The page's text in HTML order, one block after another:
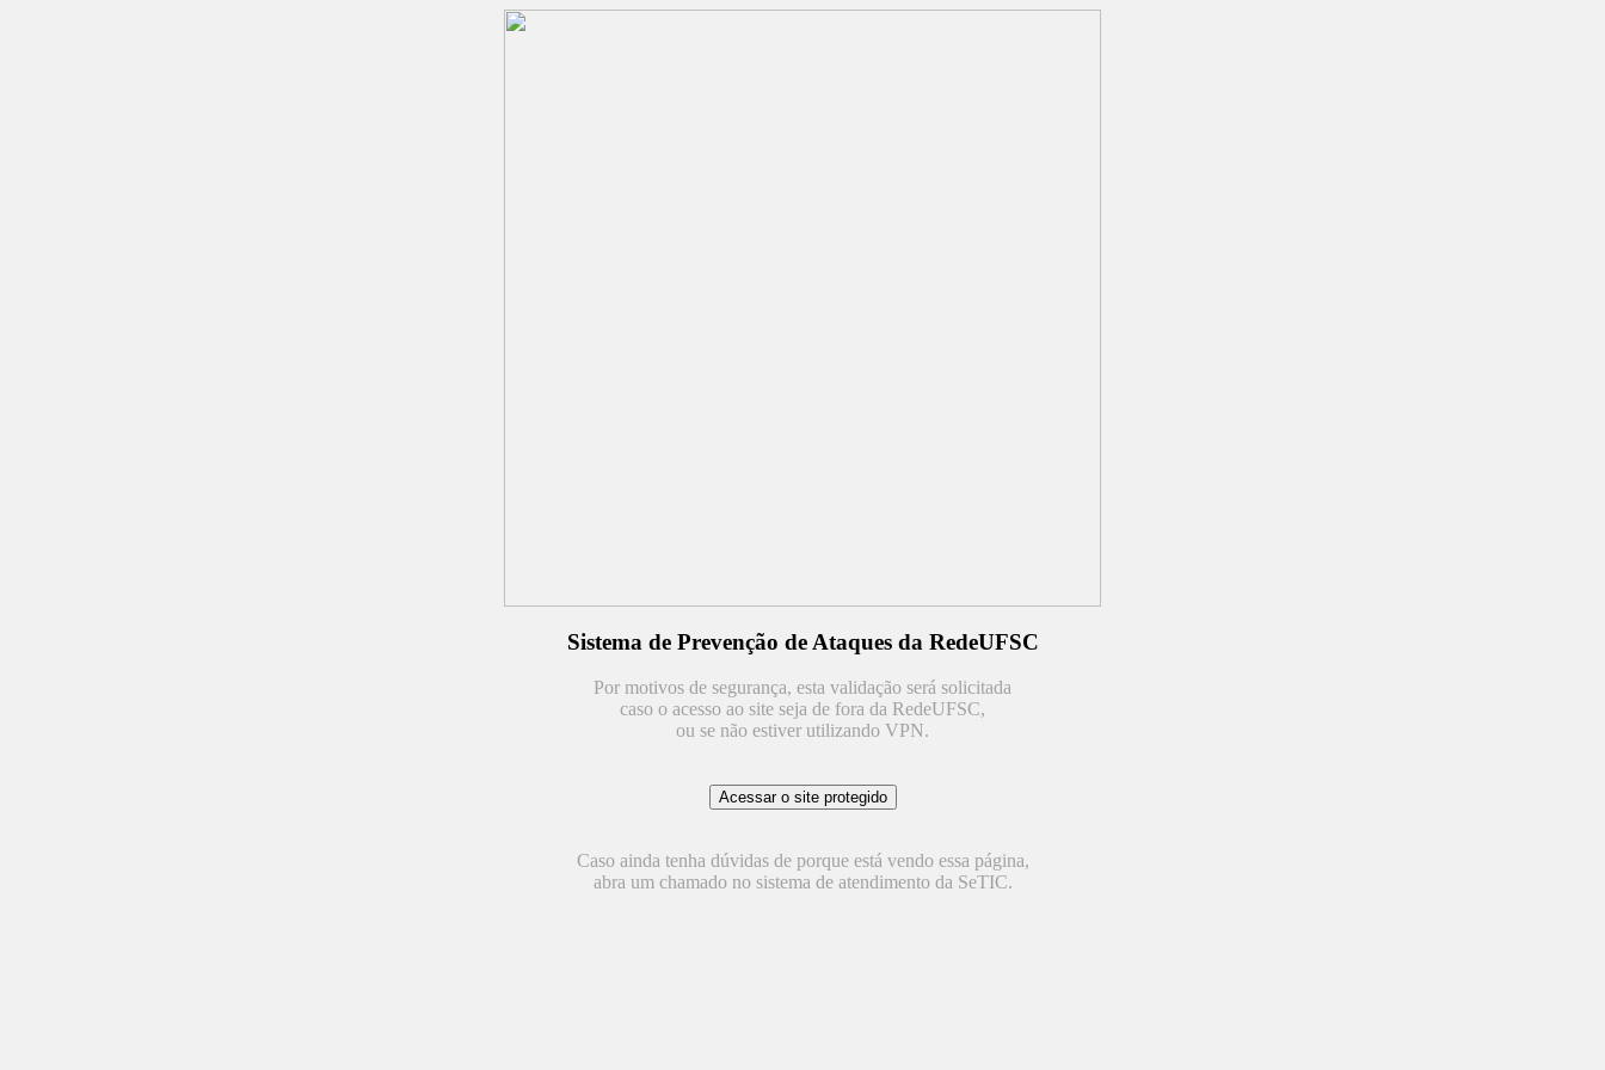
Sistema de Prevenção de Ataques da RedeUFSC
Por motivos de segurança, esta validação será solicitada
caso o acesso ao site seja de fora da RedeUFSC,
ou se não estiver utilizando VPN.
Caso ainda tenha dúvidas de porque está vendo essa página,
abra um chamado no sistema de atendimento da SeTIC.